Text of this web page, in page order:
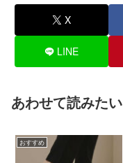
X
LINE
あわせて読みたい
おすすめ